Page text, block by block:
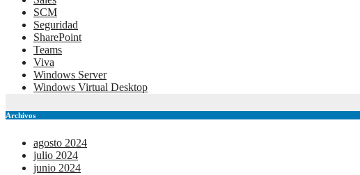
SCM
Seguridad
SharePoint
Teams
Viva
Windows Server
Windows Virtual Desktop
Archivos
agosto 2024
julio 2024
junio 2024